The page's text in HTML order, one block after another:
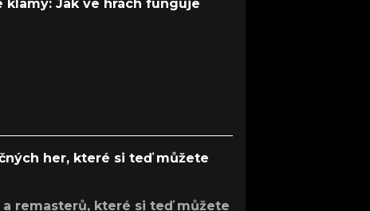
klamy: Jak ve hrách funguje
her, které si teď můžete
remasterů, které si teď můžete